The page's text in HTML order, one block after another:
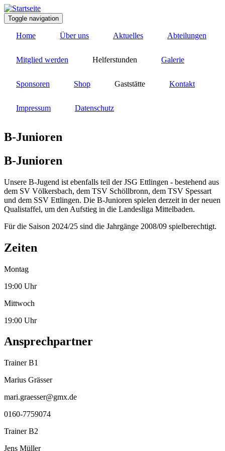
Direkt
zum
Inhalt
Toggle navigation
Home Über uns Aktuelles Abteilungen
Mitglied werden Helferstunden Galerie
Sponsoren Shop Gaststätte Kontakt
Impressum Datenschutz
B-Junioren
B-Junioren
Unsere B-Jugend ist ebenfalls teil der JSG Ettlingen - bestehend aus
dem SV Völkersbach, dem TSV Schöllbronn, dem TSV Spessart
und dem SSV Ettlingen. Die B-Junioren spielen derzeit in der neuen
Qualistaffel, um den Aufstieg in die Landesliga Mittelbaden.
Für die Saison 2024/25 sind die Jahrgänge 2008/09 spielberechtigt.
Zeiten
Montag
19:00 Uhr
Mittwoch
19:00 Uhr
Ansprechpartner
Trainer B1
Marius Grässer
mari.graesser@gmx.de
0160-7759074
Trainer B2
Jens Müller